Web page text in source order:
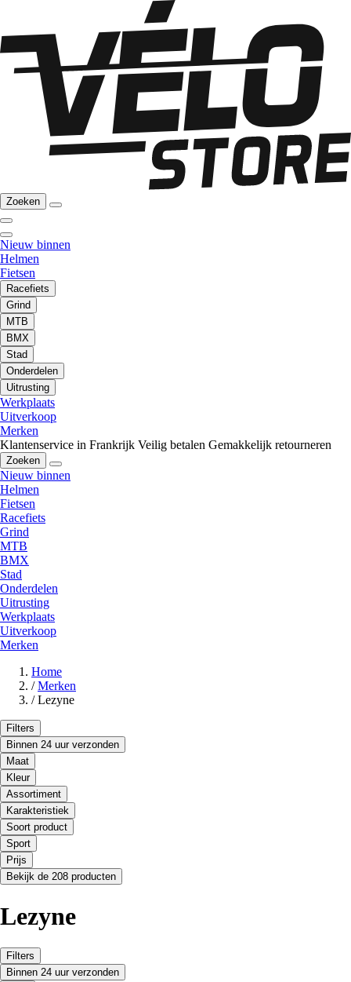
Zoeken
Nieuw binnen
Helmen
Fietsen
Racefiets
Grind
MTB
BMX
Stad
Onderdelen
Uitrusting
Werkplaats
Uitverkoop
Merken
Klantenservice in Frankrijk Veilig betalen Gemakkelijk retourneren
Zoeken
Nieuw binnen
Helmen
Fietsen
Racefiets
Grind
MTB
BMX
Stad
Onderdelen
Uitrusting
Werkplaats
Uitverkoop
Merken
Home
/ Merken
/ Lezyne
Filters
Binnen 24 uur verzonden
Maat
Kleur
Assortiment
Karakteristiek
Soort product
Sport
Prijs
Bekijk de 208 producten
Lezyne
Filters
Binnen 24 uur verzonden